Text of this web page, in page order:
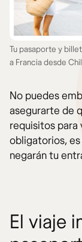
Tu pasaporte y
a Francia desde
No puedes
asegurarte de
requisitos para
obligatorios, es
negarán tu
El viaje